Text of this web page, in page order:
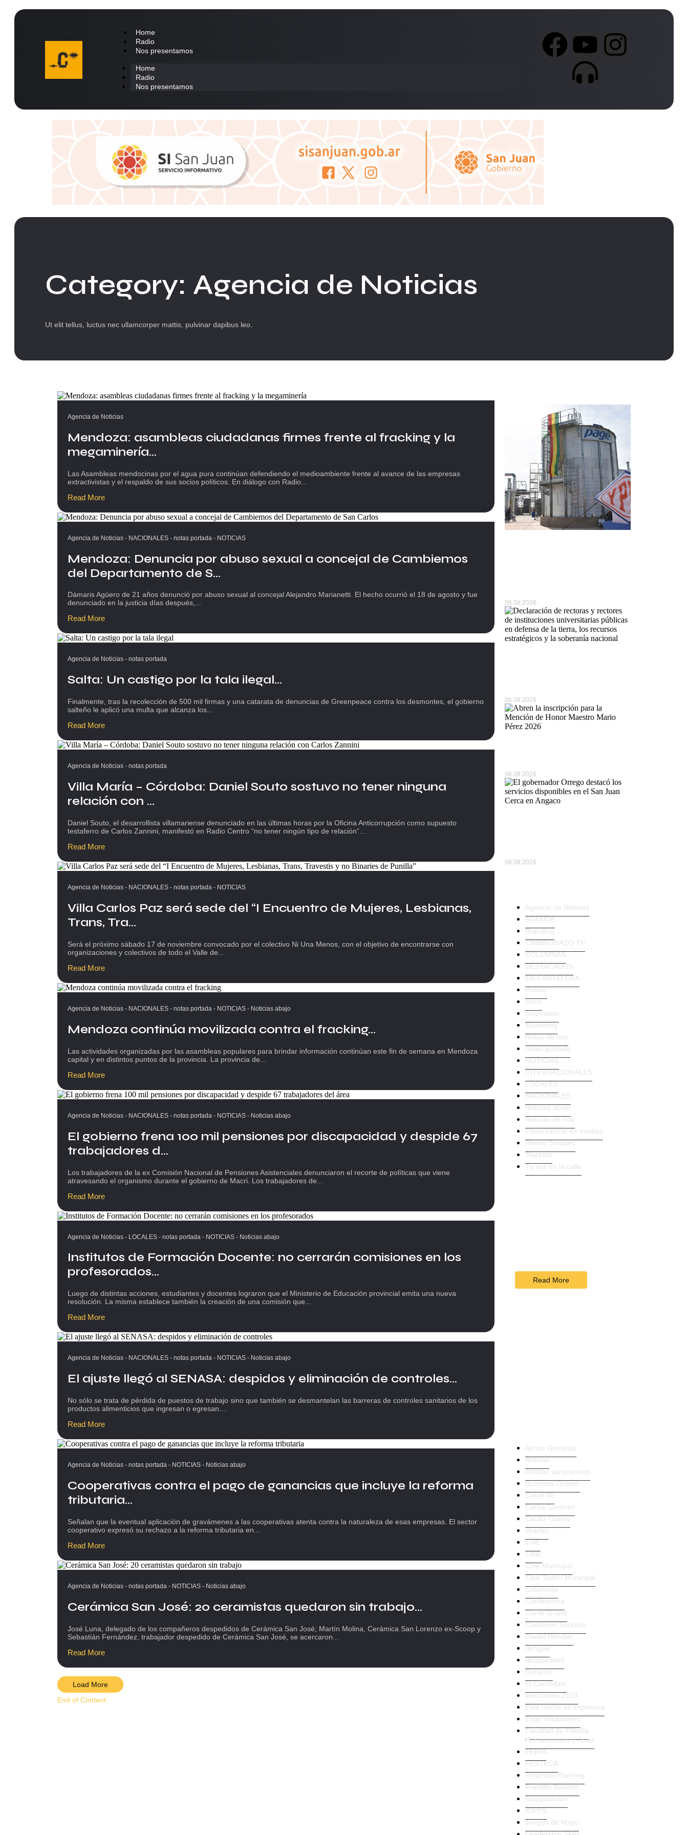
Home
Radio
Nos presentamos
Home
Radio
Nos presentamos
Category: Agencia de Noticias
Ut elit tellus, luctus nec ullamcorper mattis, pulvinar dapibus leo.
Agencia de Noticias
Mendoza: asambleas ciudadanas firmes frente al fracking y la
megaminería...
Las Asambleas mendocinas por el agua pura continúan defendiendo el medioambiente frente al avance de las empresas
extractivistas y el respaldo de sus socios políticos. En diálogo con Radio...
Read More
Agencia de Noticias - NACIONALES - notas portada - NOTICIAS
Mendoza: Denuncia por abuso sexual a concejal de Cambiemos
del Departamento de S...
Dámaris Agüero de 21 años denunció por abuso sexual al concejal Alejandro Marianetti. El hecho ocurrió el 18 de agosto y fue
denunciado en la justicia días después,...
Read More
Agencia de Noticias - notas portada
Salta: Un castigo por la tala ilegal...
Finalmente, tras la recolección de 500 mil firmas y una catarata de denuncias de Greenpeace contra los desmontes, el gobierno
salteño le aplicó una multa que alcanza los...
Read More
Agencia de Noticias - notas portada
Villa María – Córdoba: Daniel Souto sostuvo no tener ninguna
relación con ...
Daniel Souto, el desarrollista villamariense denunciado en las últimas horas por la Oficina Anticorrupción como supuesto
testaferro de Carlos Zannini, manifestó en Radio Centro “no tener ningún tipo de relación”...
Read More
Agencia de Noticias - NACIONALES - notas portada - NOTICIAS
Villa Carlos Paz será sede del “I Encuentro de Mujeres, Lesbianas,
Trans, Tra...
Será el próximo sábado 17 de noviembre convocado por el colectivo Ni Una Menos, con el objetivo de encontrarse con
organizaciones y colectivos de todo el Valle de...
Read More
Agencia de Noticias - NACIONALES - notas portada - NOTICIAS - Noticias abajo
Mendoza continúa movilizada contra el fracking...
Las actividades organizadas por las asambleas populares para brindar información continúan este fin de semana en Mendoza
capital y en distintos puntos de la provincia. La provincia de...
Read More
Agencia de Noticias - NACIONALES - notas portada - NOTICIAS - Noticias abajo
El gobierno frena 100 mil pensiones por discapacidad y despide 67
trabajadores d...
Los trabajadores de la ex Comisión Nacional de Pensiones Asistenciales denunciaron el recorte de políticas que viene
atravesando el organismo durante el gobierno de Macri. Los trabajadores de...
Read More
Agencia de Noticias - LOCALES - notas portada - NOTICIAS - Noticias abajo
Institutos de Formación Docente: no cerrarán comisiones en los
profesorados...
Luego de distintas acciones, estudiantes y docentes lograron que el Ministerio de Educación provincial emita una nueva
resolución. La misma establece también la creación de una comisión que...
Read More
Agencia de Noticias - NACIONALES - notas portada - NOTICIAS - Noticias abajo
El ajuste llegó al SENASA: despidos y eliminación de controles...
No sólo se trata de pérdida de puestos de trabajo sino que también se desmantelan las barreras de controles sanitarios de los
productos alimenticios que ingresan o egresan....
Read More
Agencia de Noticias - notas portada - NOTICIAS - Noticias abajo
Cooperativas contra el pago de ganancias que incluye la reforma
tributaria...
Señalan que la eventual aplicación de gravámenes a las cooperativas atenta contra la naturaleza de esas empresas. El sector
cooperativo expresó su rechazo a la reforma tributaria en...
Read More
Agencia de Noticias - notas portada - NOTICIAS - Noticias abajo
Cerámica San José: 20 ceramistas quedaron sin trabajo...
José Luna, delegado de los compañeros despedidos de Cerámica San José; Martín Molina, Cerámica San Lorenzo ex-Scoop y
Sebastián Fernández, trabajador despedido de Cerámica San José, se acercaron...
Read More
Load More
End of Content.
06.08.2026
06.08.2026
06.08.2026
06.08.2026
Agencia de Noticias
AGENDA
Branding
CIMBRONAZO TV
COLUMNAS
DESTACADOS
EN CARTELERA
Humor
Inicio
Innovation
Marketing
Notas de hoy
notas portada
NOTICIAS
INTERNACIONALES
LOCALES
NACIONALES
Noticias abajo
Noticias de hoy
Observatorio de medios
Redes Sociales
Startups
Tu voz en la calle
Read More
Almas Gemelas
Artistas
Artistas sanjuaninos
Business Growth
Canal 46
Carlos Lorenzo
Cecilia Godoy
charlas
CHE
CINE
Cine Municipal
Cine Teatro Municipal
Columnas
Conferencia
Conte Grand
Customer Success
Daniel Hendler
dengue
dicapacidad
Durazno
El Candidato
elecciones 2023
Esta noche se improvisa
Expo Vacaciones
Facultad de Filosfia
Humanidades y Artes
FERIA
FESTECA
Financial Planning
Franklin Rawson
Inauguración
IOPPS
Juegos de Mayo